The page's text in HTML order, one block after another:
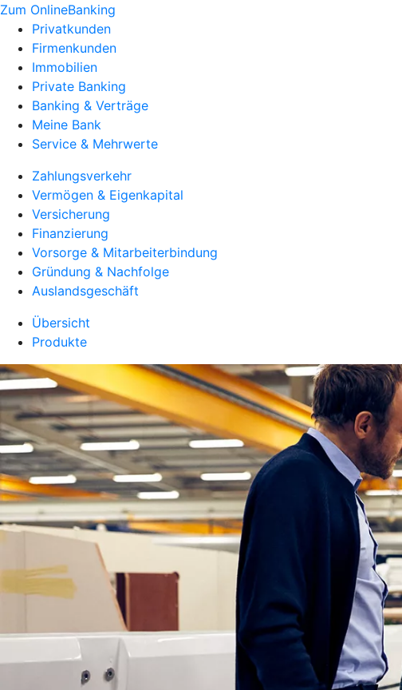
Zum OnlineBanking
Privatkunden
Firmenkunden
Immobilien
Private Banking
Banking & Verträge
Meine Bank
Service & Mehrwerte
Zahlungsverkehr
Vermögen & Eigenkapital
Versicherung
Finanzierung
Vorsorge & Mitarbeiterbindung
Gründung & Nachfolge
Auslandsgeschäft
Übersicht
Produkte